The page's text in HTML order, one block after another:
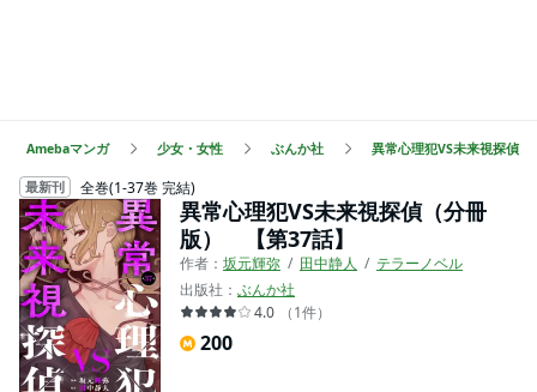
Amebaマンガ 少女・女性 ぶんか社 異常心理犯VS未来視探偵（
最新刊 全巻(1-37巻 完結)
異常心理犯VS未来視探偵（分冊
版） 【第37話】
作者： 坂元輝弥 田中静人
テラーノベル
出版社： ぶんか社
4.0
（1件）
200